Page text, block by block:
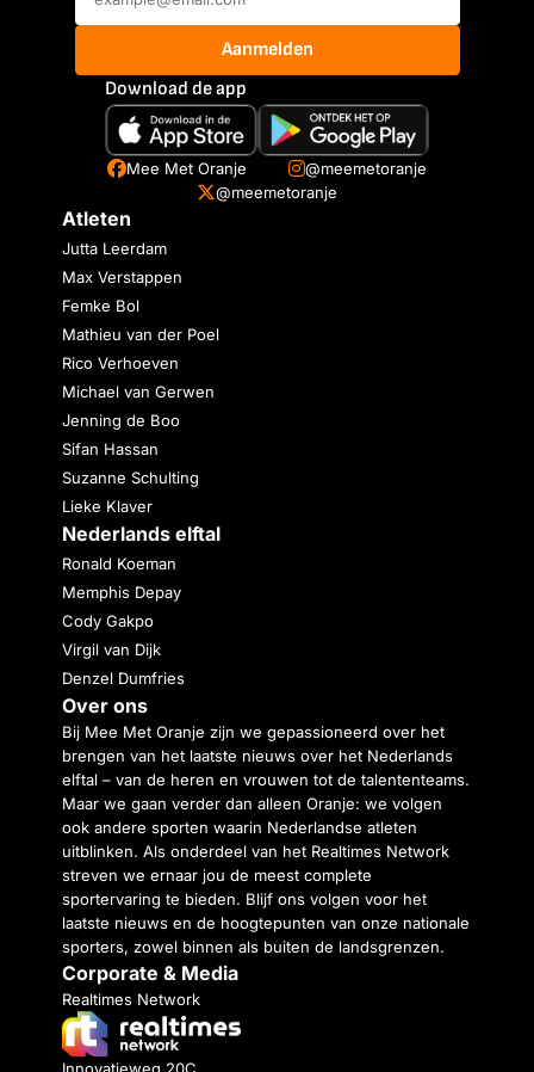
Aanmelden
Download de app
Mee Met Oranje
@meemetoranje
@meemetoranje
Atleten
Jutta Leerdam
Max Verstappen
Femke Bol
Mathieu van der Poel
Rico Verhoeven
Michael van Gerwen
Jenning de Boo
Sifan Hassan
Suzanne Schulting
Lieke Klaver
Nederlands elftal
Ronald Koeman
Memphis Depay
Cody Gakpo
Virgil van Dijk
Denzel Dumfries
Over ons
Bij Mee Met Oranje zijn we gepassioneerd over het
brengen van het laatste nieuws over het Nederlands
elftal – van de heren en vrouwen tot de talententeams.
Maar we gaan verder dan alleen Oranje: we volgen
ook andere sporten waarin Nederlandse atleten
uitblinken. Als onderdeel van het Realtimes Network
streven we ernaar jou de meest complete
sportervaring te bieden. Blijf ons volgen voor het
laatste nieuws en de hoogtepunten van onze nationale
sporters, zowel binnen als buiten de landsgrenzen.
Corporate & Media
Realtimes Network